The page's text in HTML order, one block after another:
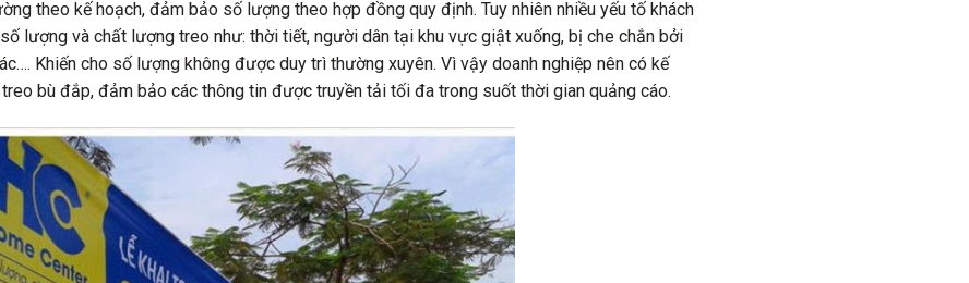
theo kế hoạch, đảm bảo số lượng theo hợp đồng quy định. Tuy nhiên nhiều yếu tố khách
lượng và chất lượng treo như: thời tiết, người dân tại khu vực giật xuống, bị che chắn bởi
Khiến cho số lượng không được duy trì thường xuyên. Vì vậy doanh nghiệp nên có kế
bù đắp, đảm bảo các thông tin được truyền tải tối đa trong suốt thời gian quảng cáo.